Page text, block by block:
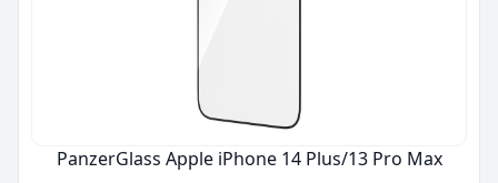
PanzerGlass Apple iPhone 14 Plus/13 Pro Max